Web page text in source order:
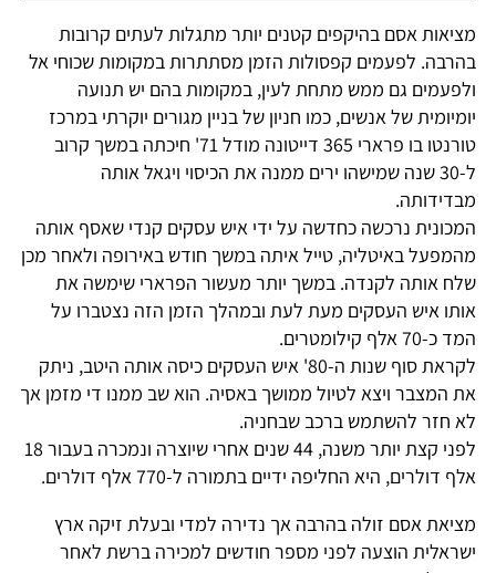
מציאות אסם בהיקפים קטנים יותר מתגלות לעתים קרובות
בהרבה. לפעמים קפסולות הזמן מסתתרות במקומות שכוחי אל
ולפעמים גם ממש מתחת לעין, במקומות בהם יש תנועה
יומיומית של אנשים, כמו חניון של בניין מגורים יוקרתי במרכז
טורנטו בו פרארי 365 דייטונה מודל 71' חיכתה במשך קרוב
ל-30 שנה שמישהו ירים ממנה את הכיסוי ויגאל אותה
מבדידותה.
המכונית נרכשה כחדשה על ידי איש עסקים קנדי שאסף אותה
מהמפעל באיטליה, טייל איתה במשך חודש באירופה ולאחר מכן
שלח אותה לקנדה. במשך יותר מעשור הפרארי שימשה את
אותו איש העסקים מעת לעת ובמהלך הזמן הזה נצטברו על
המד כ-70 אלף קילומטרים.
לקראת סוף שנות ה-80' איש העסקים כיסה אותה היטב, ניתק
את המצבר ויצא לטיול ממושך באסיה. הוא שב ממנו די מזמן אך
לא חזר להשתמש ברכב שבחניה.
לפני קצת יותר משנה, 44 שנים אחרי שיוצרה ונמכרה בעבור 18
אלף דולרים, היא החליפה ידיים בתמורה ל-770 אלף דולרים.
מציאת אסם זולה בהרבה אך נדירה למדי ובעלת זיקה ארץ
ישראלית הוצעה לפני מספר חודשים למכירה ברשת לאחר